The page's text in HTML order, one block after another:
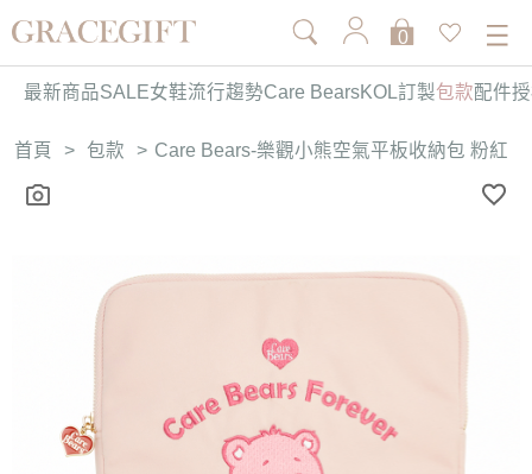
0
最新商品SALE女鞋流行趨勢Care BearsKOL訂製包款配件
首頁 > 包款 > Care Bears-樂觀小熊空氣平板收納包 粉紅